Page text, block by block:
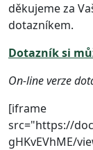
děkujeme za
dotazníkem.
Dotazník si
On-line verze
[iframe
src="https://
gHKvEVhME/